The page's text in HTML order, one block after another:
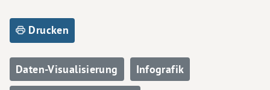
Drucken
Daten-Visualisierung Infografik